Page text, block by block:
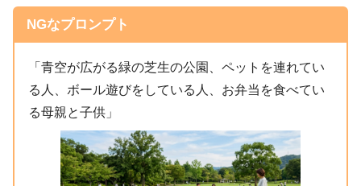
NGなプロンプト
「青空が広がる緑の芝生の公園、ペットを連れてい
る人、ボール遊びをしている人、お弁当を食べてい
る母親と子供」